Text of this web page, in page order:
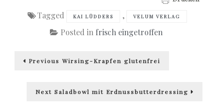
Tagged KAI LÜDDERS , VELUM VERLAG
Posted in frisch eingetroffen
Beitragsnavigation
Previous Previous
Wirsing-Krapfen glutenfrei
Next Next
Saladbowl mit Erdnussbutterdressing